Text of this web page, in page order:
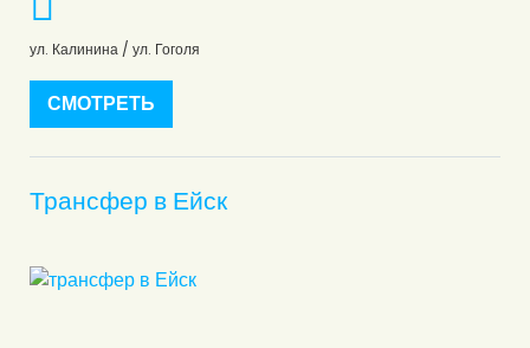
ул. Калинина / ул. Гоголя
СМОТРЕТЬ
Трансфер в Ейск